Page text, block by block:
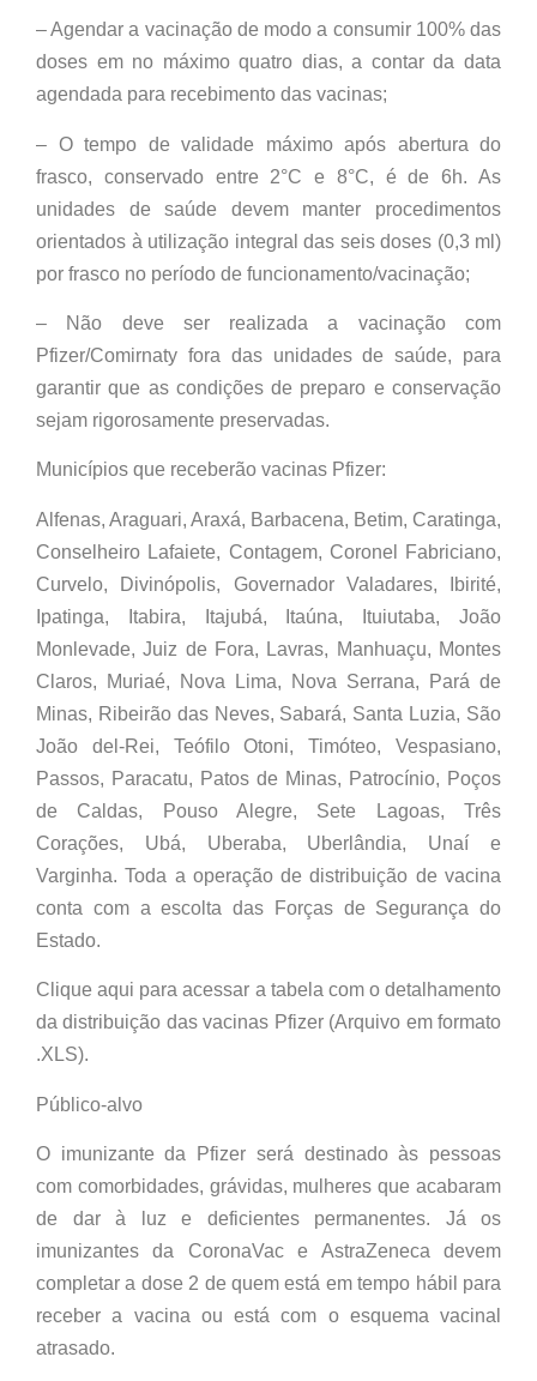
– Agendar a vacinação de modo a consumir 100% das
doses em no máximo quatro dias, a contar da data
agendada para recebimento das vacinas;
– O tempo de validade máximo após abertura do
frasco, conservado entre 2°C e 8°C, é de 6h. As
unidades de saúde devem manter procedimentos
orientados à utilização integral das seis doses (0,3 ml)
por frasco no período de funcionamento/vacinação;
– Não deve ser realizada a vacinação com
Pfizer/Comirnaty fora das unidades de saúde, para
garantir que as condições de preparo e conservação
sejam rigorosamente preservadas.
Municípios que receberão vacinas Pfizer:
Alfenas, Araguari, Araxá, Barbacena, Betim, Caratinga,
Conselheiro Lafaiete, Contagem, Coronel Fabriciano,
Curvelo, Divinópolis, Governador Valadares, Ibirité,
Ipatinga, Itabira, Itajubá, Itaúna, Ituiutaba, João
Monlevade, Juiz de Fora, Lavras, Manhuaçu, Montes
Claros, Muriaé, Nova Lima, Nova Serrana, Pará de
Minas, Ribeirão das Neves, Sabará, Santa Luzia, São
João del-Rei, Teófilo Otoni, Timóteo, Vespasiano,
Passos, Paracatu, Patos de Minas, Patrocínio, Poços
de Caldas, Pouso Alegre, Sete Lagoas, Três
Corações, Ubá, Uberaba, Uberlândia, Unaí e
Varginha. Toda a operação de distribuição de vacina
conta com a escolta das Forças de Segurança do
Estado.
Clique aqui para acessar a tabela com o detalhamento
da distribuição das vacinas Pfizer (Arquivo em formato
.XLS).
Público-alvo
O imunizante da Pfizer será destinado às pessoas
com comorbidades, grávidas, mulheres que acabaram
de dar à luz e deficientes permanentes. Já os
imunizantes da CoronaVac e AstraZeneca devem
completar a dose 2 de quem está em tempo hábil para
receber a vacina ou está com o esquema vacinal
atrasado.